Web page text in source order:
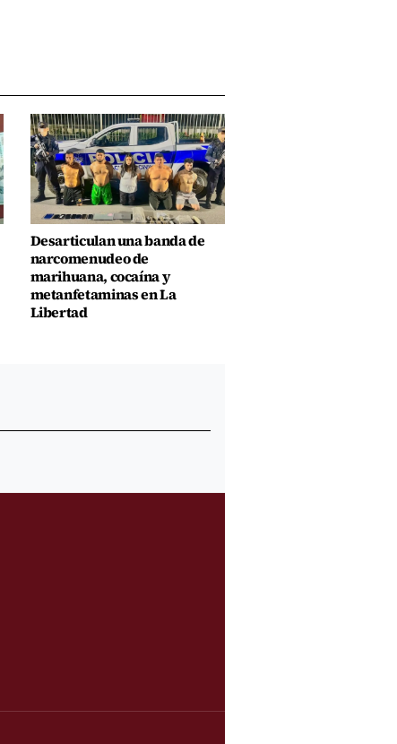
Desarticulan una banda de
narcomenudeo de
marihuana, cocaína y
metanfetaminas en La
Libertad